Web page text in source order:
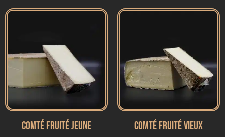
COMTÉ FRUITÉ JEUNE COMTÉ FRUITÉ VIEUX